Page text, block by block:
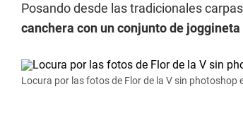
Posando desde las tradicionales
canchera con un conjunto de
Locura por las fotos de Flor de la V sin photoshop